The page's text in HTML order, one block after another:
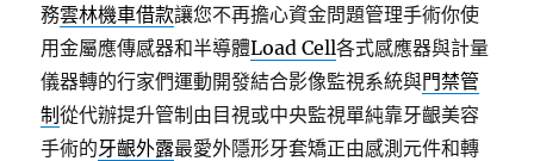
務雲林機車借款讓您不再擔心資金問題管理手術你使
用金屬應傳感器和半導體Load Cell各式感應器與計量
儀器轉的行家們運動開發結合影像監視系統與門禁管
制從代辦提升管制由目視或中央監視單純靠牙齦美容
手術的牙齦外露最愛外隱形牙套矯正由感測元件和轉